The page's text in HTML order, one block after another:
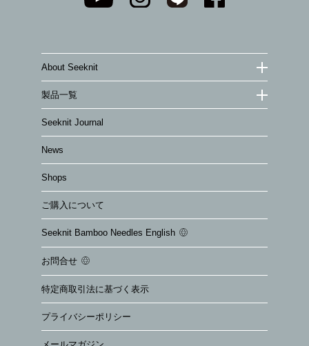
About Seeknit
製品一覧
Seeknit Journal
News
Shops
ご購入について
Seeknit Bamboo Needles English
お問合せ
特定商取引法に基づく表示
プライバシーポリシー